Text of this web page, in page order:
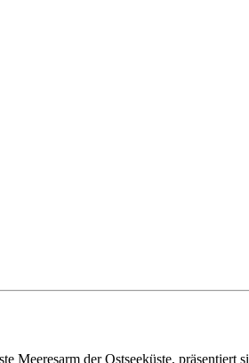
Meeresarm der Ostseeküste,